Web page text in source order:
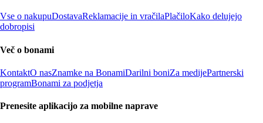
Vse o nakupuDostavaReklamacije in vračilaPlačiloKako delujejo
dobropisi
Več o bonami
KontaktO nasZnamke na BonamiDarilni boniZa medijePartnerski
programBonami za podjetja
Prenesite aplikacijo za mobilne naprave